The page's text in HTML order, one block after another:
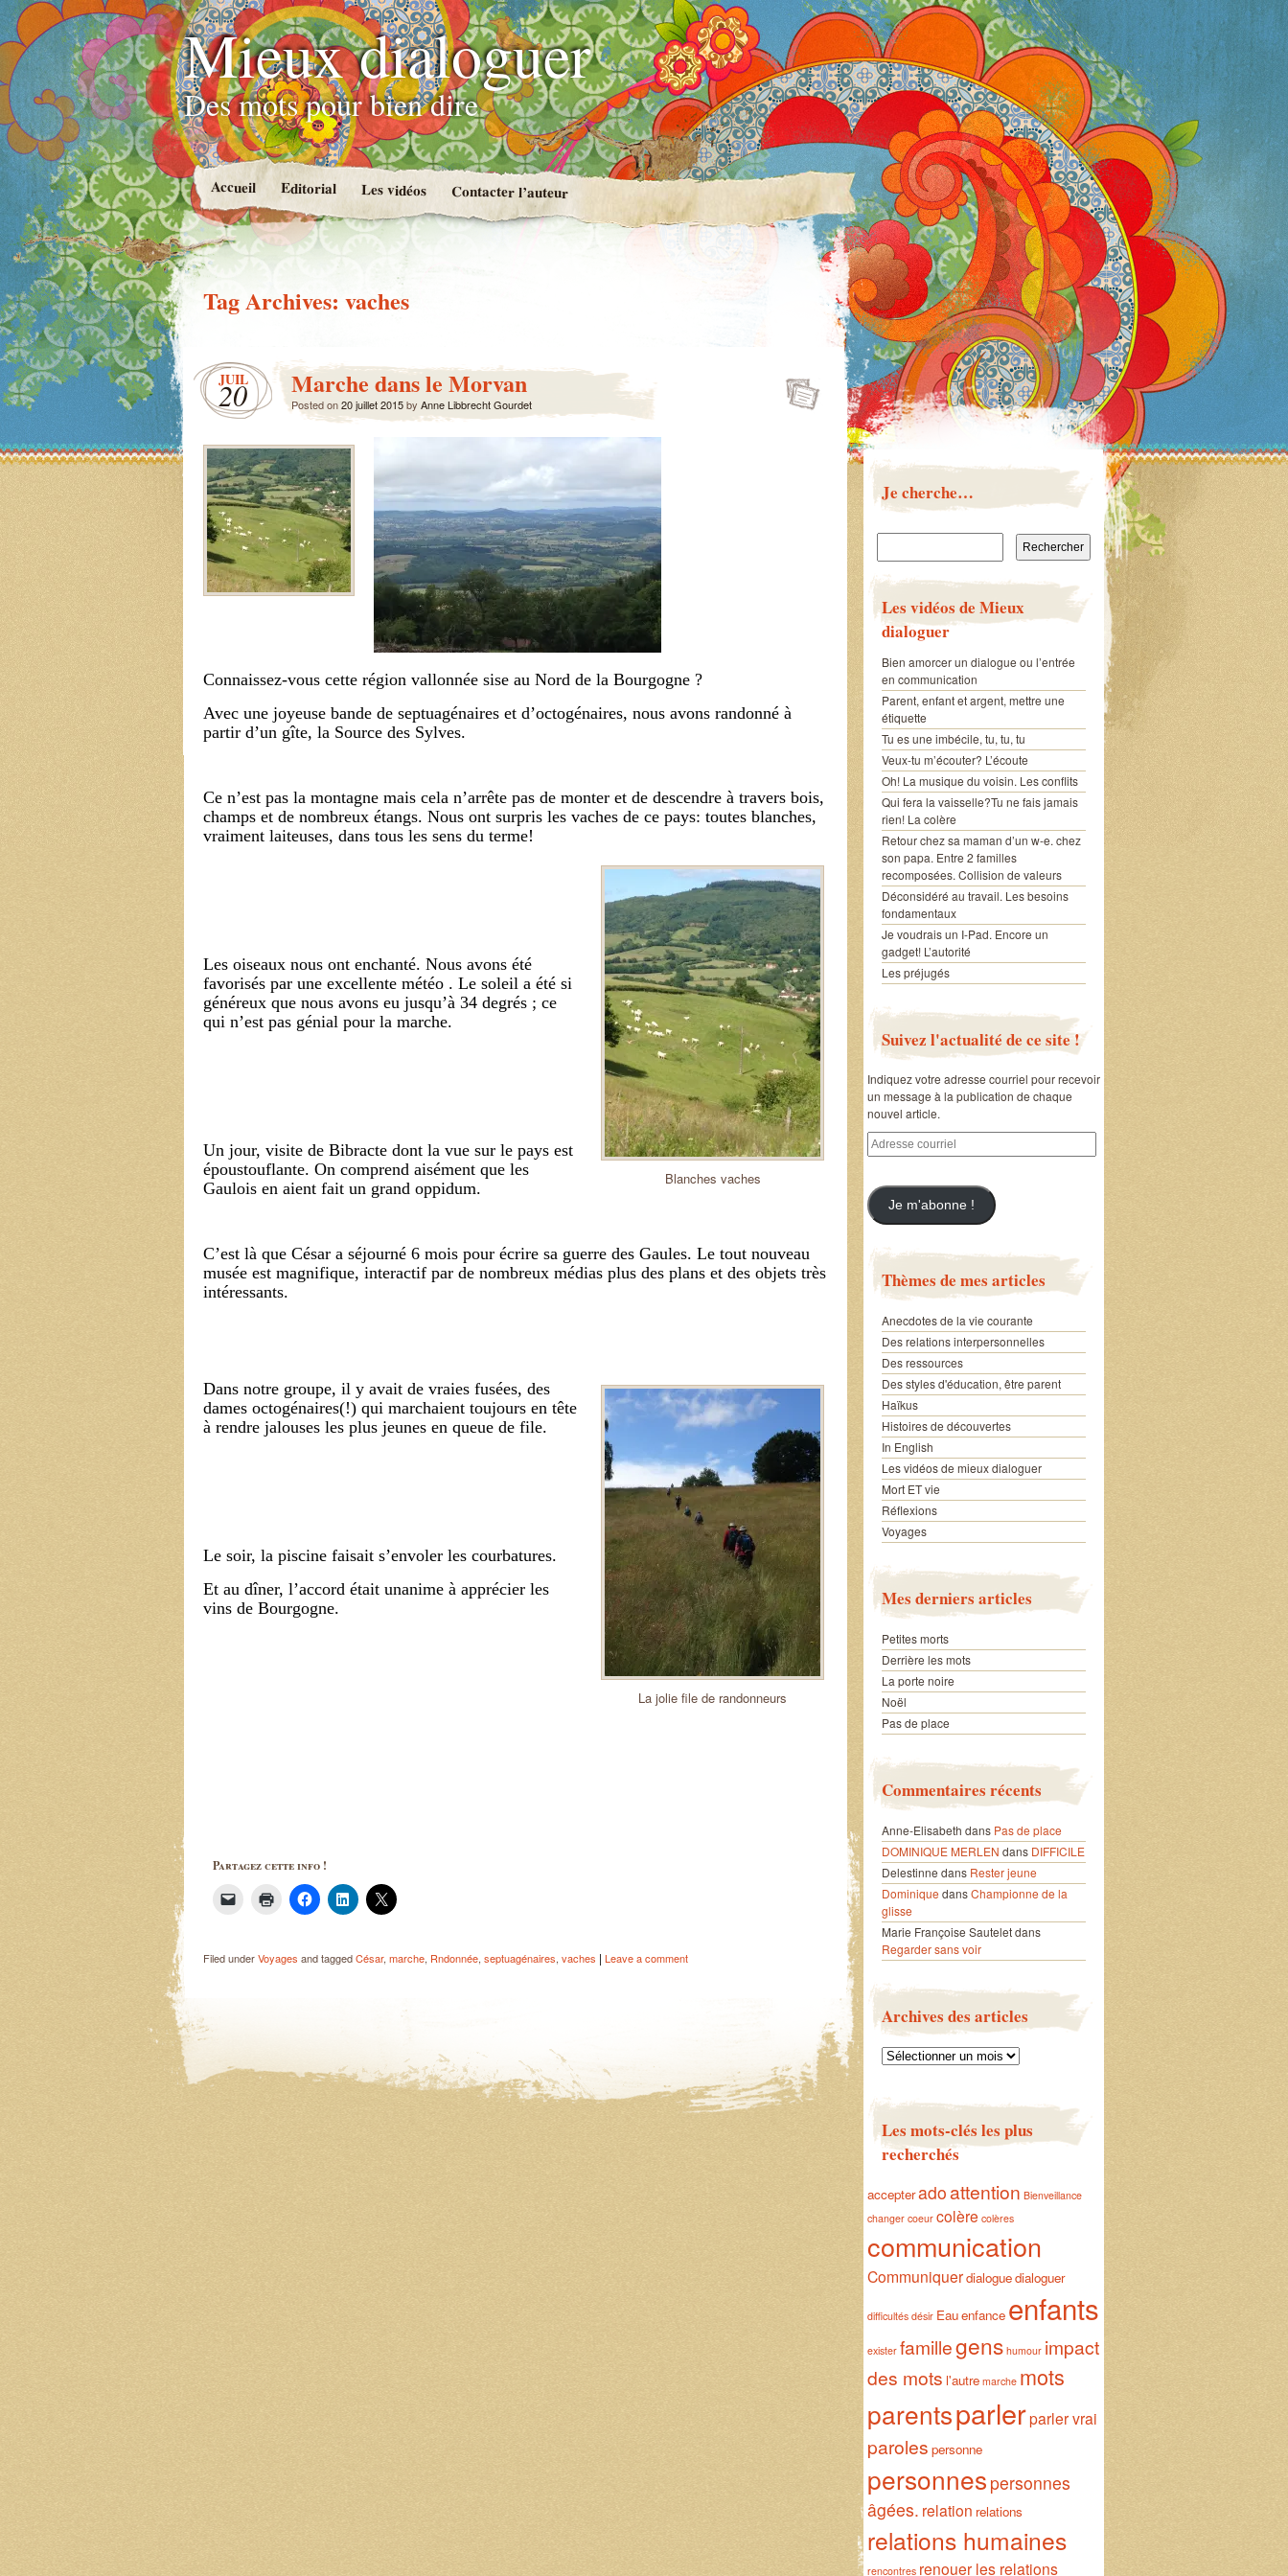
Mieux dialoguer
Des mots pour bien dire
Accueil Editorial Les vidéos Contacter l’auteur
Tag Archives: vaches
JUIL
20 Marche dans le Morvan
Posted on20 juillet 2015by Anne Libbrecht Gourdet
Connaissez-vous cette région vallonnée sise au Nord de la Bourgogne ?
Avec une joyeuse bande de septuagénaires et d’octogénaires, nous avons randonné à
partir d’un gîte, la Source des Sylves.
Ce n’est pas la montagne mais cela n’arrête pas de monter et de descendre à travers bois,
champs et de nombreux étangs. Nous ont surpris les vaches de ce pays: toutes blanches,
vraiment laiteuses, dans tous les sens du terme!
Blanches vaches
Les oiseaux nous ont enchanté. Nous avons été
favorisés par une excellente météo . Le soleil a été si
généreux que nous avons eu jusqu’à 34 degrés ; ce
qui n’est pas génial pour la marche.
Un jour, visite de Bibracte dont la vue sur le pays est
époustouflante. On comprend aisément que les
Gaulois en aient fait un grand oppidum.
C’est là que César a séjourné 6 mois pour écrire sa guerre des Gaules. Le tout nouveau
musée est magnifique, interactif par de nombreux médias plus des plans et des objets très
intéressants.
La jolie file de randonneurs
Dans notre groupe, il y avait de vraies fusées, des
dames octogénaires(!) qui marchaient toujours en tête
à rendre jalouses les plus jeunes en queue de file.
Le soir, la piscine faisait s’envoler les courbatures.
Et au dîner, l’accord était unanime à apprécier les
vins de Bourgogne.
Partagez cette info !
Filed underVoyages and taggedCésar, marche, Rndonnée, septuagénaires, vaches | Leave a comment
Je cherche…
Rechercher :
Les vidéos de Mieux
dialoguer
Bien amorcer un dialogue ou l’entrée
en communication
Parent, enfant et argent, mettre une
étiquette
Tu es une imbécile, tu, tu, tu
Veux-tu m’écouter? L’écoute
Oh! La musique du voisin. Les conflits
Qui fera la vaisselle?Tu ne fais jamais
rien! La colère
Retour chez sa maman d’un w-e. chez
son papa. Entre 2 familles
recomposées. Collision de valeurs
Déconsidéré au travail. Les besoins
fondamentaux
Je voudrais un I-Pad. Encore un
gadget! L’autorité
Les préjugés
Suivez l'actualité de ce site !
Indiquez votre adresse courriel pour recevoir
un message à la publication de chaque
nouvel article.
Adresse
courriel
Je m'abonne !
Thèmes de mes articles
Anecdotes de la vie courante
Des relations interpersonnelles
Des ressources
Des styles d'éducation, être parent
Haïkus
Histoires de découvertes
In English
Les vidéos de mieux dialoguer
Mort ET vie
Réflexions
Voyages
Mes derniers articles
Petites morts
Derrière les mots
La porte noire
Noël
Pas de place
Commentaires récents
Anne-Elisabeth dans Pas de place
DOMINIQUE MERLEN dans DIFFICILE
Delestinne dans Rester jeune
Dominique dansChampionne de la
glisse
Marie Françoise Sauteletdans
Regarder sans voir
Archives des articles
Archives
Les mots-clés les plus
recherchés
accepteradoattention Bienveillance
changer coeur colère colères
communication
Communiquerdialoguedialoguer
difficultés désir Eauenfance enfants
exister famillegens humour impact
des mots l'autre marche mots
parentsparlerparler vrai
paroles personne
personnes personnes
âgées. relation relations
relations humaines
rencontres renouer les relations